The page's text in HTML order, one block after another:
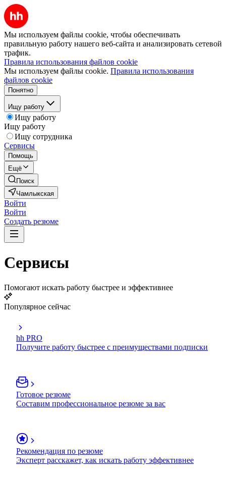
Мы используем файлы cookie, чтобы обеспечивать
правильную работу нашего веб-сайта и анализировать сетевой
трафик.
Правила использования файлов cookie
Мы используем файлы cookie. Правила использования
файлов cookie
Понятно
Ищу работу
Ищу работу
Ищу работу
Ищу сотрудника
Сервисы
Помощь
Ещё
Поиск
Чамлыкская
Войти
Войти
Создать резюме
Сервисы
Помогают искать работу быстрее и эффективнее
Популярное сейчас
hh PRO
Получите работу быстрее с преимуществами подписки
Готовое резюме
Составим профессиональное резюме за вас
Рекомендация по резюме
Эксперт расскажет, как искать работу эффективнее